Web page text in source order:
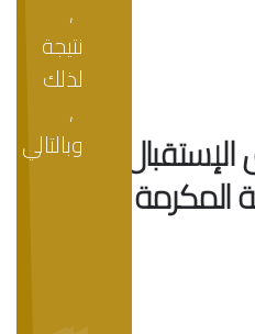
,
نتيجة
لذلك
,
وبالتالي
الإستقبال ومناطق
المكرمة